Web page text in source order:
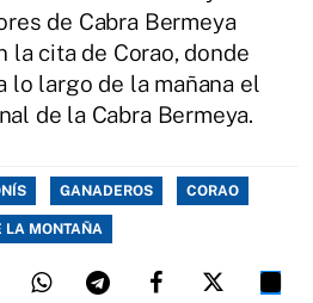
de Cabra Bermeya
la cita de Corao, donde
lo largo de la mañana el
de la Cabra Bermeya.
GANADEROS CORAO
LA MONTAÑA